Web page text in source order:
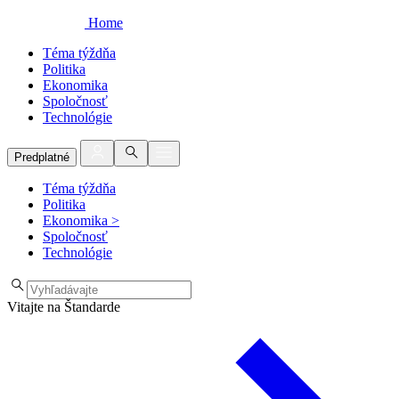
Home
Téma týždňa
Politika
Ekonomika
Spoločnosť
Technológie
Predplatné
Téma týždňa
Politika
Ekonomika >
Spoločnosť
Technológie
Vitajte na Štandarde